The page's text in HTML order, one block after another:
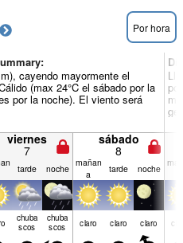
Por hora
cayendo mayormente el
(max 24°C el sábado por la
por la noche). El viento será
viernes
7
sábado
8
tarde noche mañan
a
tarde noche
chuba
scos
chuba
scos claro claro claro